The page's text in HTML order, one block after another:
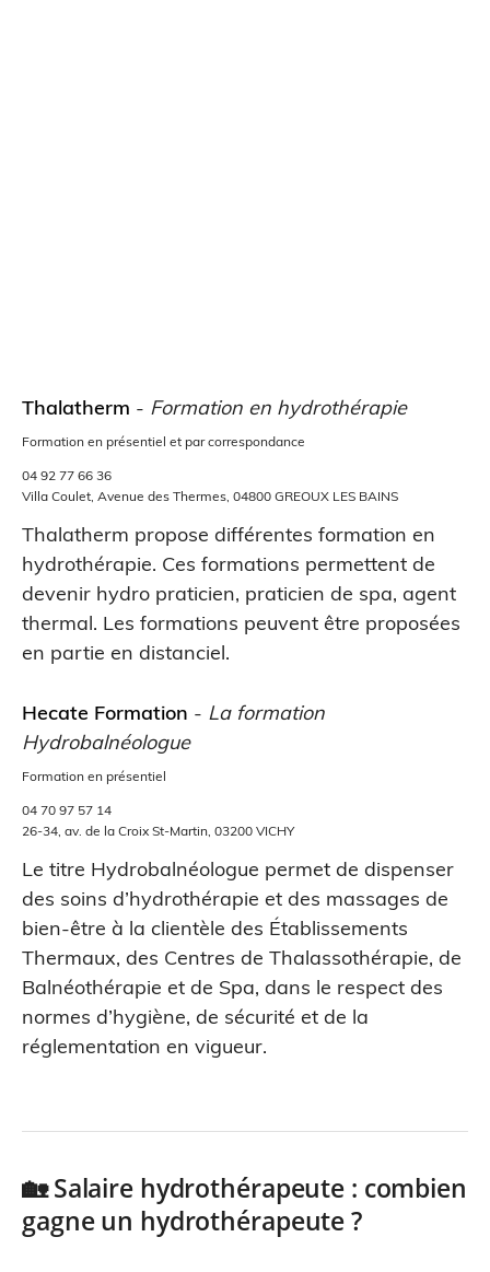
Thalatherm - Formation en hydrothérapie
Formation en présentiel et par correspondance
04 92 77 66 36
Villa Coulet, Avenue des Thermes, 04800 GREOUX LES BAINS
Thalatherm propose différentes formation en
hydrothérapie. Ces formations permettent de
devenir hydro praticien, praticien de spa, agent
thermal. Les formations peuvent être proposées
en partie en distanciel.
Hecate Formation - La formation
Hydrobalnéologue
Formation en présentiel
04 70 97 57 14
26-34, av. de la Croix St-Martin, 03200 VICHY
Le titre Hydrobalnéologue permet de dispenser
des soins d’hydrothérapie et des massages de
bien-être à la clientèle des Établissements
Thermaux, des Centres de Thalassothérapie, de
Balnéothérapie et de Spa, dans le respect des
normes d’hygiène, de sécurité et de la
réglementation en vigueur.
🏡 Salaire hydrothérapeute : combien
gagne un hydrothérapeute ?